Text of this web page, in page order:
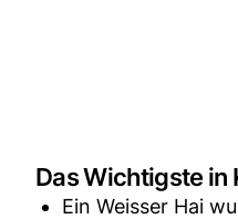
Das Wichtigste in
Ein Weisser Hai